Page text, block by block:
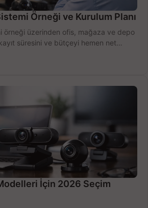
Örneği ve Kurulum Planı
örneği üzerinden ofis, mağaza ve depo
kayıt süresini ve bütçeyi hemen net
İçin 2026 Seçim